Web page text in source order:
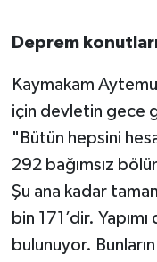
Deprem
Kaymakam
için devletin gece
"Bütün hepsini
292 bağımsız
Şu ana kadar
bin 171’dir.
bulunuyor.
KÜLTÜR